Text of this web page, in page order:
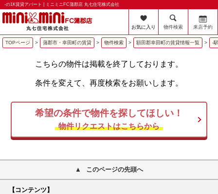
-の1K賃貸アパート | ミニミニFC蒲郡店 丸七住宅株式会社
お気に入り 物件検索 来店予約
TOPページ > 蒲郡市・幸田町の賃貸 > 物件検索 > 額田郡幸田町の賃貸情報一覧 > -
こちらの物件は掲載を終了しております。
条件を変えて、再度検索をお願いします。
希望の条件で物件を探してほしい！
物件リクエストはこちらから
このページの先頭へ
【コンテンツ】